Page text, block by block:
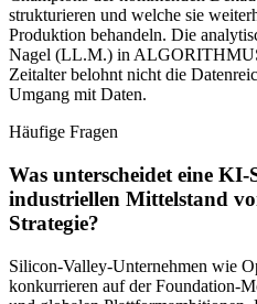
strukturieren und welche sie
Produktion behandeln. Die
Nagel (LL.M.) in
Zeitalter belohnt nicht die
Umgang mit Daten.
Häufige Fragen
Was unterscheidet eine
industriellen Mittelstand
Strategie?
Silicon-Valley-Unternehmen wie
konkurrieren auf der Foundation-